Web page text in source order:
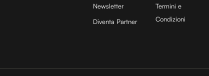
Newsletter
Diventa Partner
Termini e
Condizioni